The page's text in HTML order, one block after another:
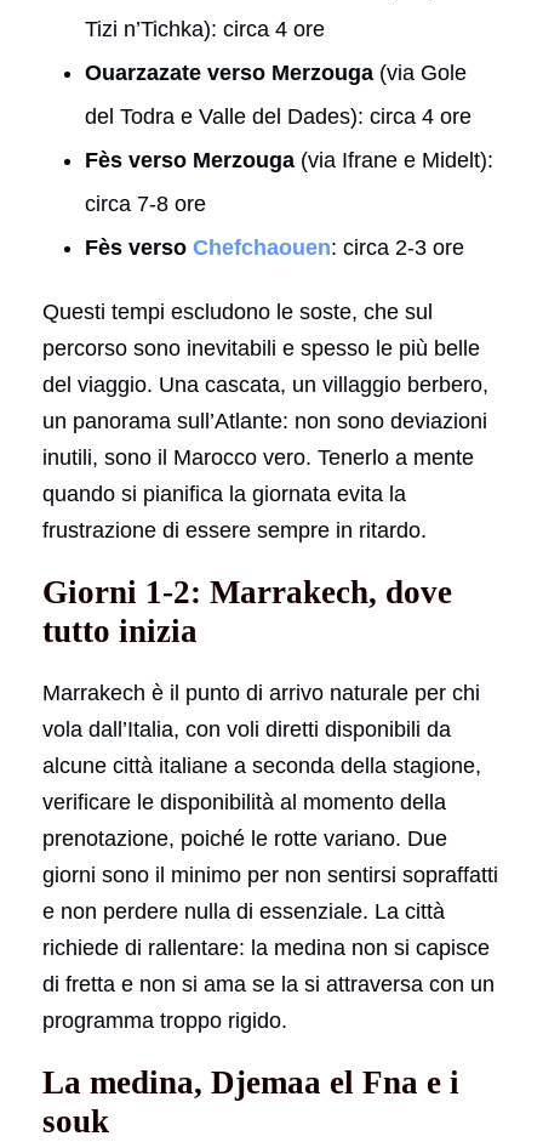
Tizi n’Tichka): circa 4 ore
Ouarzazate verso Merzouga (via Gole
del Todra e Valle del Dades): circa 4 ore
Fès verso Merzouga (via Ifrane e Midelt):
circa 7-8 ore
Fès verso Chefchaouen: circa 2-3 ore
Questi tempi escludono le soste, che sul
percorso sono inevitabili e spesso le più belle
del viaggio. Una cascata, un villaggio berbero,
un panorama sull’Atlante: non sono deviazioni
inutili, sono il Marocco vero. Tenerlo a mente
quando si pianifica la giornata evita la
frustrazione di essere sempre in ritardo.
Giorni 1-2: Marrakech, dove
tutto inizia
Marrakech è il punto di arrivo naturale per chi
vola dall’Italia, con voli diretti disponibili da
alcune città italiane a seconda della stagione,
verificare le disponibilità al momento della
prenotazione, poiché le rotte variano. Due
giorni sono il minimo per non sentirsi sopraffatti
e non perdere nulla di essenziale. La città
richiede di rallentare: la medina non si capisce
di fretta e non si ama se la si attraversa con un
programma troppo rigido.
La medina, Djemaa el Fna e i
souk